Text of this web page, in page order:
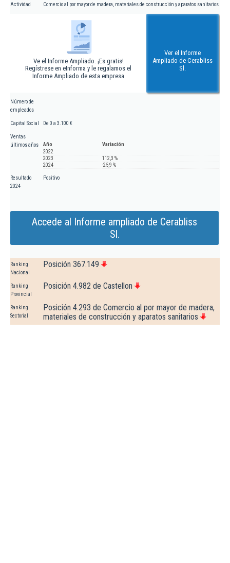
Actividad Comercio al por mayor de madera, materiales de construcción y aparatos sanitarios
Ve el Informe Ampliado. ¡Es gratis!
Regístrese en eInforma y le regalamos el
Informe Ampliado de esta empresa
Ver el Informe
Ampliado de Cerabliss
Sl.
Número de
empleados
Capital Social De 0 a 3.100 €
Ventas
últimos años
Año
Variación
2022
2023
112,3 %
2024
-25,9 %
Resultado
2024
Positivo
Accede al Informe ampliado de Cerabliss
Sl.
Ranking
Nacional
Posición 367.149
Ranking
Provincial
Posición 4.982 de Castellon
Ranking
Sectorial
Posición 4.293 de Comercio al por mayor de madera,
materiales de construcción y aparatos sanitarios